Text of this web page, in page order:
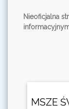
Nieoficjalna
MSZE